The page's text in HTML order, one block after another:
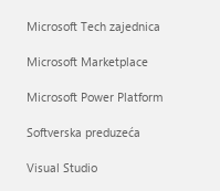
Microsoft Tech zajednica
Microsoft Marketplace
Microsoft Power Platform
Softverska preduzeća
Visual Studio